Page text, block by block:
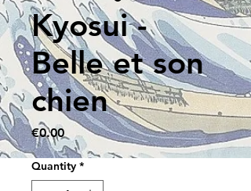
Kyosui -
Belle et son
chien
€0.00Price
Quantity *